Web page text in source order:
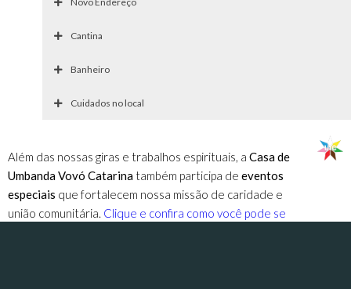
Cantina
Banheiro
Cuidados no local
Além das nossas giras e trabalhos espirituais, a Casa de
Umbanda Vovó Catarina também participa de eventos
especiais que fortalecem nossa missão de caridade e
união comunitária. Clique e confira como você pode se